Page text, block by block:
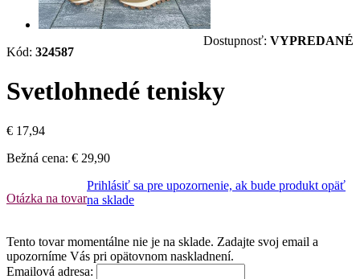
Kód: 324587
Dostupnosť: VYPREDANÉ
Svetlohnedé tenisky
€ 17,94
Bežná cena: € 29,90
Otázka na tovar
Prihlásiť sa pre upozornenie, ak bude produkt opäť
na sklade
Tento tovar momentálne nie je na sklade. Zadajte svoj email a
upozorníme Vás pri opätovnom naskladnení.
Emailová adresa: